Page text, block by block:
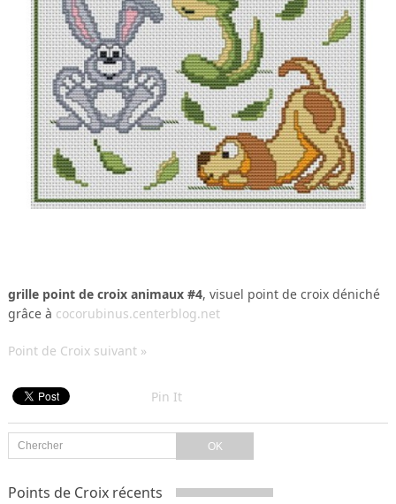
grille point de croix animaux #4, visuel point de croix déniché
grâce à cocorubinus.centerblog.net
Point de Croix suivant »
Pin It
Points de Croix récents